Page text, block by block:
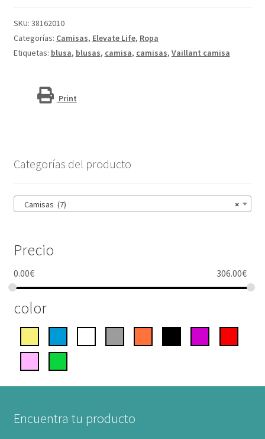
manga
larga
para
cantidad
SKU: 38162010
Categorías: Camisas, Elevate Life, Ropa
Etiquetas: blusa, blusas, camisa, camisas, Vaillant camisa
Print
Categorías del producto
×
Camisas (7)
Precio
0.00€ 306.00€
color
Encuentra tu producto